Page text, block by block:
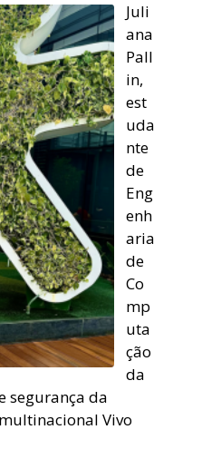
Juli
ana
Pall
in,
est
uda
nte
de
Eng
enh
aria
de
Co
mp
uta
ção
da
segurança da
Vivo